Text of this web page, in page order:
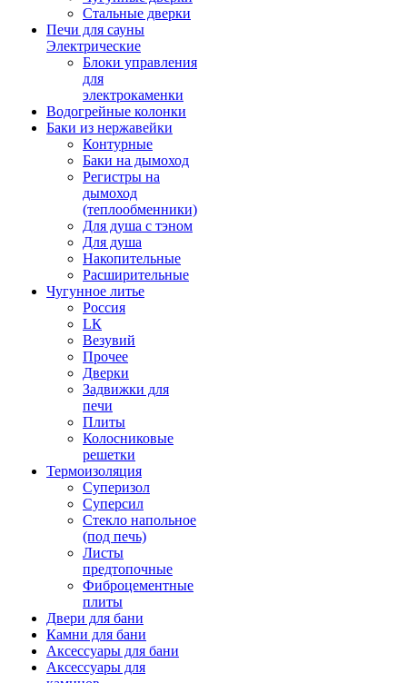
Стальные дверки
Печи для сауны
Электрические
Блоки управления
для
электрокаменки
Водогрейные колонки
Баки из нержавейки
Контурные
Баки на дымоход
Регистры на
дымоход
(теплообменники)
Для душа с тэном
Для душа
Накопительные
Расширительные
Чугунное литье
Россия
LК
Везувий
Прочее
Дверки
Задвижки для
печи
Плиты
Колосниковые
решетки
Термоизоляция
Суперизол
Суперсил
Стекло напольное
(под печь)
Листы
предтопочные
Фиброцементные
плиты
Двери для бани
Камни для бани
Аксессуары для бани
Аксессуары для